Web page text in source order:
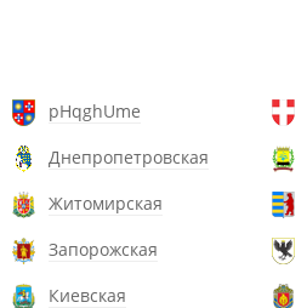
pHqghUme
Днепропетровская
Житомирская
Запорожская
Киевская